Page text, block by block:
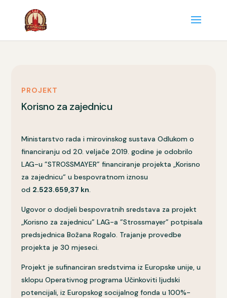
PROJEKT
Korisno za zajednicu
Ministarstvo rada i mirovinskog sustava Odlukom o
financiranju od 20. veljače 2019. godine je odobrilo
LAG-u ”STROSSMAYER” financiranje projekta „Korisno
za zajednicu“ u bespovratnom iznosu
od 2.523.659,37 kn.
Ugovor o dodjeli bespovratnih sredstava za projekt
„Korisno za zajednicu” LAG-a ”Strossmayer” potpisala
predsjednica Božana Rogalo. Trajanje provedbe
projekta je 30 mjeseci.
Projekt je sufinanciran sredstvima iz Europske unije, u
sklopu Operativnog programa Učinkoviti ljudski
potencijali, iz Europskog socijalnog fonda u 100%-